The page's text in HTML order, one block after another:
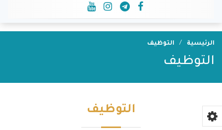
الرئيسية التوظيف
التوظيف
التوظيف